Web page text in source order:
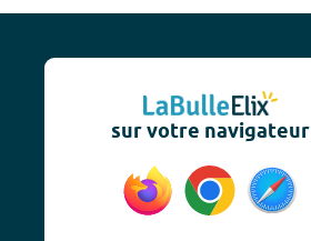
sur votre navigateur